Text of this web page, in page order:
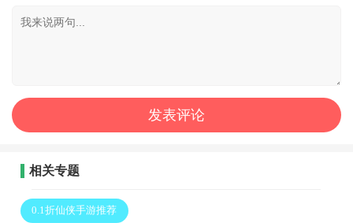
相关专题
0.1折仙侠手游推荐